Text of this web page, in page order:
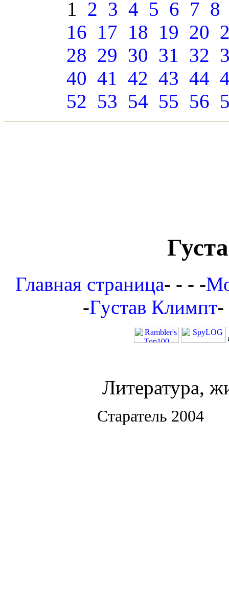
1 2 3 4 5 6 7 8
16 17 18 19 20
28 29 30 31 32
40 41 42 43 44
52 53 54 55 56
Главная страница- - - -
-Густав Климпт-
Литература,
Старатель